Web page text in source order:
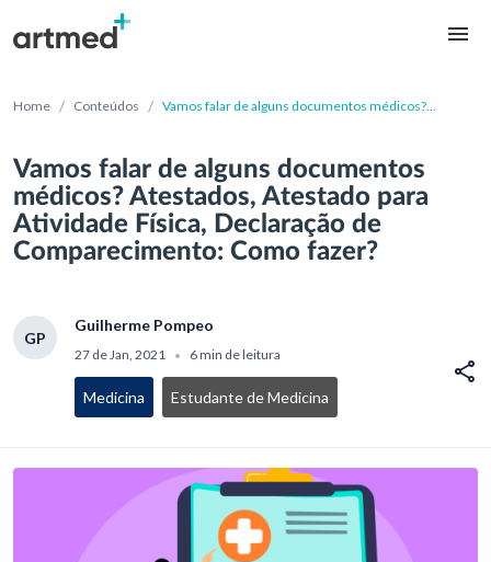
Home / Conteúdos / Vamos falar de alguns documentos médicos?
Vamos falar de alguns documentos
médicos? Atestados, Atestado para
Atividade Física, Declaração de
Comparecimento: Como fazer?
GP
Guilherme Pompeo
27 de Jan, 2021 • 6 min de leitura
Medicina Estudante de Medicina